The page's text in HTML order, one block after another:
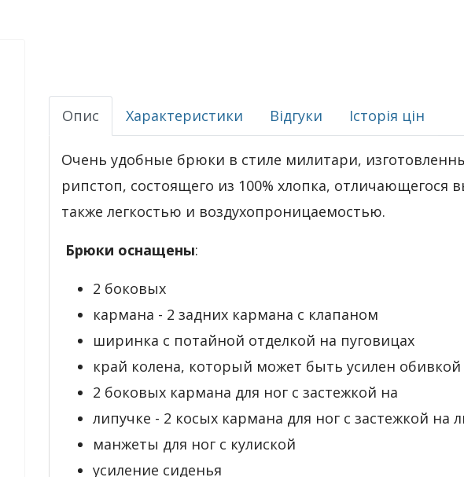
Опис Характеристики Відгуки Історія цін
Очень удобные брюки в стиле милитари,
рипстоп, состоящего из 100% хлопка,
также легкостью и воздухопроницаемостью.
Брюки оснащены:
2 боковых
кармана - 2 задних кармана с клапаном
ширинка с потайной отделкой на пуговицах
край колена, который может быть усилен обивкой
2 боковых кармана для ног с застежкой на
липучке - 2 косых кармана для ног с застежкой на
манжеты для ног с кулиской
усиление сиденья